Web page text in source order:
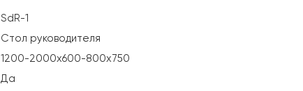
SdR-1
Стол руководителя
1200-2000х600-800х750
Да